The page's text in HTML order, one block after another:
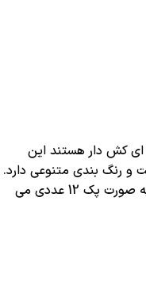
ای کش دار هستند این
رنگ بندی متنوعی دارد.
بسیار کیفیت بالایی دارد و و بسته بندی به صورت پک 12 عددی می